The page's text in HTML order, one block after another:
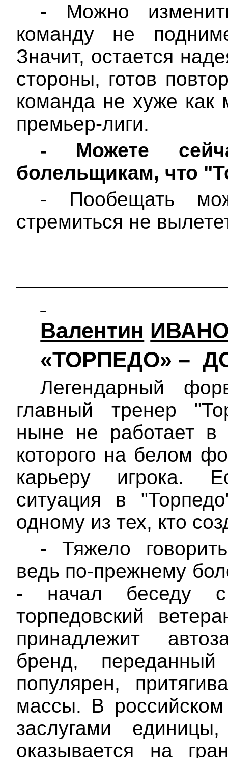
- Можно
команду не
Значит, остается
стороны, готов
команда не хуже
премьер-лиги.
-
Можете
болельщикам, что
- Пообещать
стремиться не
Валентин
«ТОРПЕДО» –
Легендарный
главный тренер
ныне не работает в
которого на белом
карьеру игрока.
ситуация в
одному из тех, кто
- Тяжело
ведь по-прежнему
- начал беседу с
торпедовский
принадлежит
бренд, переданный
популярен,
массы. В
заслугами
оказывается на